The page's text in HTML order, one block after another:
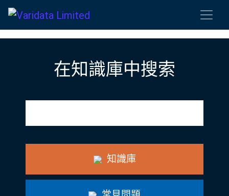
在知識庫中搜索
知識庫